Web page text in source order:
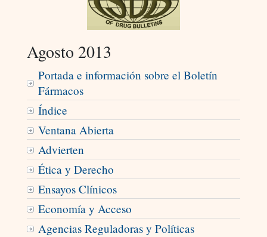
Agosto 2013
Portada e información sobre el Boletín
Fármacos
Índice
Ventana Abierta
Advierten
Ética y Derecho
Ensayos Clínicos
Economía y Acceso
Agencias Reguladoras y Políticas